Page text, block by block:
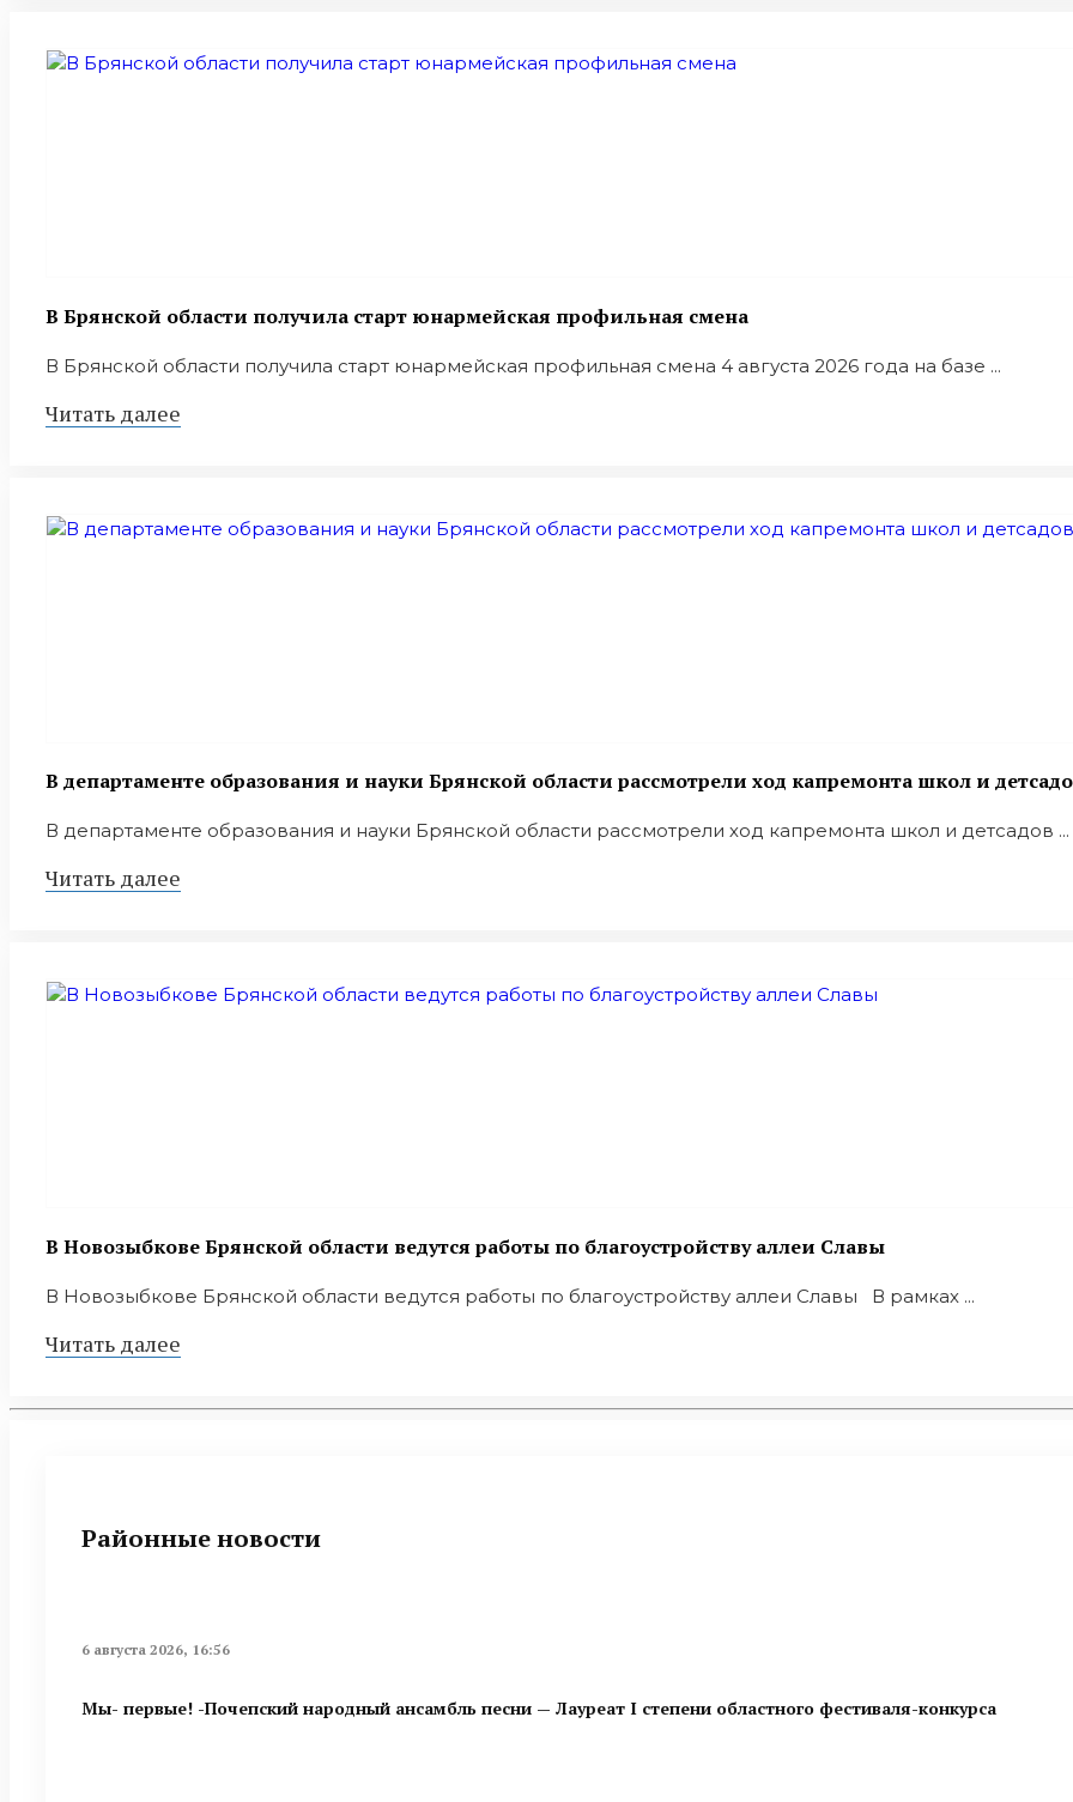
В Брянской области получила старт юнармейская профильная смена
В Брянской области получила старт юнармейская профильная смена 4 августа 2026 года на базе ...
Читать далее
В департаменте образования и науки Брянской области рассмотрели ход капремонта школ и
В департаменте образования и науки Брянской области рассмотрели ход капремонта школ и детсадов ...
Читать далее
В Новозыбкове Брянской области ведутся работы по благоустройству аллеи Славы
В Новозыбкове Брянской области ведутся работы по благоустройству аллеи Славы В рамках ...
Читать далее
Районные новости
6 августа 2026, 16:56
Мы- первые! -Почепский народный ансамбль песни — Лауреат I степени областного фестиваля-конкурса